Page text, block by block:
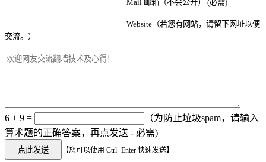
Mail 邮箱（不会公开） (必需)
Website（若您有网站，请留下网址以便
交流。）
6 + 9 =
（为防止垃圾spam，请输入
算术题的正确答案，再点发送 - 必需)
【您可以使用 Ctrl+Enter 快速发送】